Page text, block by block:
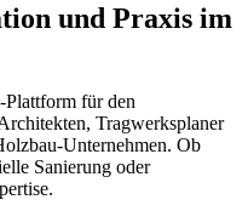
und Praxis im
für den
Tragwerksplaner
Unternehmen. Ob
Sanierung oder